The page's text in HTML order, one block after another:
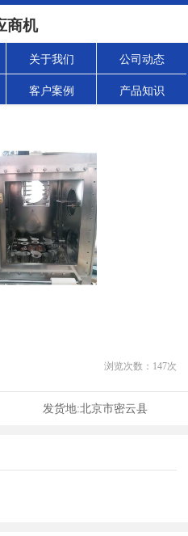
商机
关于我们 公司动态
客户案例 产品知识
浏览次数： 147次
发货地:北京市密云县